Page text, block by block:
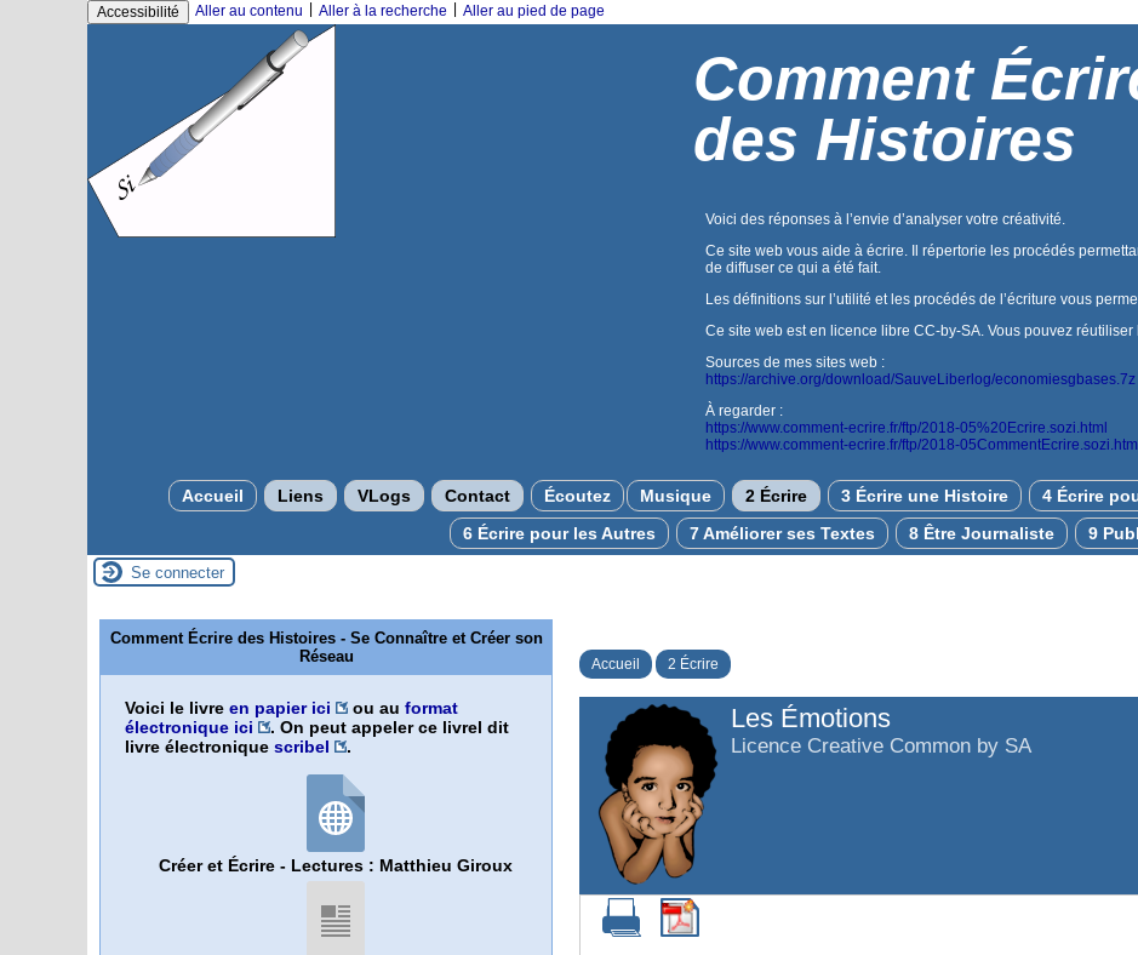
Accessibilité Aller au contenu Aller à la recherche Aller au pied de page
Comment
des Histoires
Voici des réponses à l’envie d’analyser votre créativité.
Ce site web vous aide à écrire. Il répertorie les procédés
de diffuser ce qui a été fait.
Les définitions sur l’utilité et les procédés de l’écriture vous
Ce site web est en licence libre CC-by-SA. Vous pouvez
Sources de mes sites web :
https://archive.org/download/SauveLiberlog/economiesgbases.7z
À regarder :
https://www.comment-ecrire.fr/ftp/2018-05%20Ecrire.sozi.html
https://www.comment-ecrire.fr/ftp/2018-05CommentEcrire.sozi.html
Accueil Liens VLogs Contact Écoutez Musique 2 Écrire 3 Écrire une Histoire 4 Écrire
6 Écrire pour les Autres
7 Améliorer ses Textes 8 Être Journaliste 9
Se connecter
Accueil 2 Écrire
Les Émotions
Licence Creative Common by SA
Comment Écrire des Histoires - Se Connaître et Créer son
Réseau
Voici le livre en papier ici ou au format
électronique ici
. On peut appeler ce livrel dit
livre électronique scribel .
Créer et Écrire - Lectures : Matthieu Giroux